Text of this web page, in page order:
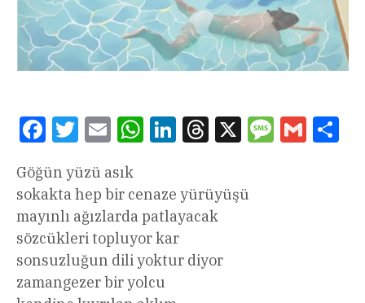
FacebookTwitterEmail WhatsAppLinkedInThreads
X Message
Gmail
Göğün yüzü asık
sokakta hep bir cenaze yürüyüşü
mayınlı ağızlarda patlayacak
sözcükleri topluyor kar
sonsuzluğun dili yoktur diyor
zamangezer bir yolcu